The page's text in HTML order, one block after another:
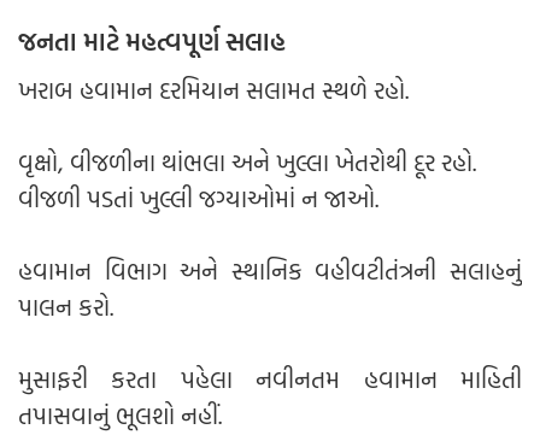
જનતા માટે મહત્વપૂર્ણ સલાહ
ખરાબ હવામાન દરમિયાન સલામત સ્થળે રહો.
વૃક્ષો, વીજળીના થાંભલા અને ખુલ્લા ખેતરોથી દૂર રહો.
વીજળી પડતાં ખુલ્લી જગ્યાઓમાં ન જાઓ.
હવામાન વિભાગ અને સ્થાનિક વહીવટીતંત્રની સલાહનું
પાલન કરો.
મુસાફરી કરતા પહેલા નવીનતમ હવામાન માહિતી
તપાસવાનું ભૂલશો નહીં.